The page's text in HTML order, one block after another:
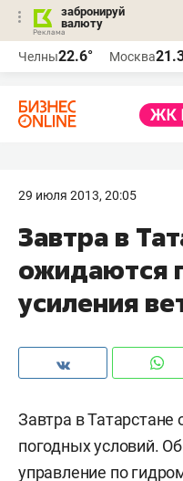
забронируй
валюту
Челны22.6° Москва
29 июля 2013, 20:05
Завтра в
ожидаются
усиления
Завтра в
погодных условий.
управление по